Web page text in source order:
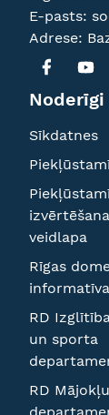
E-pasts:
Adrese:
Noderīgi
Sīkdatnes
veidlapa
Rīgas
RD
un sporta
RD